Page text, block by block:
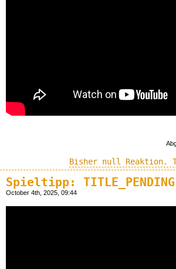
Bisher null Reaktion.
Spieltipp: TITLE_PENDING
October 4th, 2025, 09:44